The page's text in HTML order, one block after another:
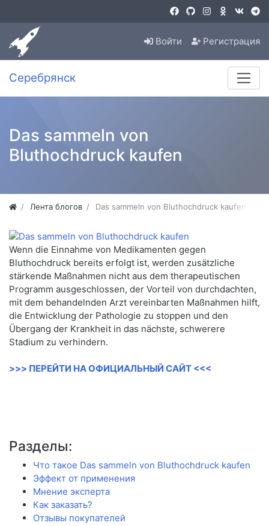
Войти Регистрация
Серебрянск
Das sammeln von
Bluthochdruck kaufen
Лента блогов Das sammeln von Bluthochdruck kaufen
Wenn die Einnahme von Medikamenten gegen
Bluthochdruck bereits erfolgt ist, werden zusätzliche
stärkende Maßnahmen nicht aus dem therapeutischen
Programm ausgeschlossen, der Vorteil von durchdachten,
mit dem behandelnden Arzt vereinbarten Maßnahmen hilft,
die Entwicklung der Pathologie zu stoppen und den
Übergang der Krankheit in das nächste, schwerere
Stadium zu verhindern.
>>> ПЕРЕЙТИ НА ОФИЦИАЛЬНЫЙ САЙТ <<<
Разделы:
Что такое Das sammeln von Bluthochdruck kaufen
Эффект от применения
Мнение эксперта
Как заказать?
Отзывы покупателей